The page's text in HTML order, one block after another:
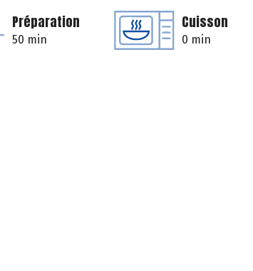
Préparation
50 min
Cuisson
0 min